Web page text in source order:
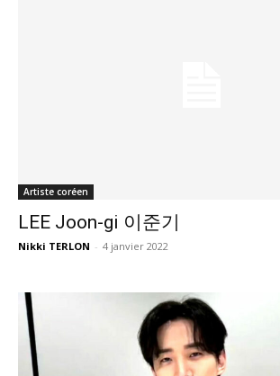
Artiste coréen
LEE Joon-gi 이준기
Nikki TERLON - 4 janvier 2022